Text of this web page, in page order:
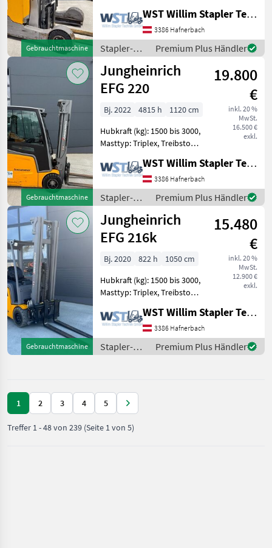
Gebrauchtmaschine
Schubmaststapler /
Schubmaststapler,
Tragkraft: 1600kg, Hubhöhe:
6200mm, Bauhöhe:
2600mm
WST Willim Stapler Technik GmbH
3386 Hafnerbach
Stapler-
und
Lagertechnik
/
Jungheinrich
Premium Plus Händler
Gebrauchtmaschine
Jungheinrich
EFG 220
19.800
€
inkl. 20 %
MwSt.
16.500 €
exkl.
Bj. 2022 4815 h
1120 cm
Hubkraft (kg): 1500 bis 3000,
Masttyp: Triplex, Treibstoff:
Frontstapler / Elektro 3
Rad-Stapler, Tragkraft:
2000kg, Hubhöhe: 5000mm,
Bauhöhe: 2242m
WST Willim Stapler Technik GmbH
3386 Hafnerbach
Stapler-
und
Lagertechnik
/
Jungheinrich
Premium Plus Händler
Gebrauchtmaschine
Jungheinrich
EFG 216k
15.480
€
inkl. 20 %
MwSt.
12.900 €
exkl.
Bj. 2020 822 h
1050 cm
Hubkraft (kg): 1500 bis 3000,
Masttyp: Triplex, Treibstoff:
Frontstapler / Elektro 3
Rad-Stapler, Tragkraft:
1600kg, Hubhöhe: 5500mm,
Bauhöhe: 2400m
WST Willim Stapler Technik GmbH
3386 Hafnerbach
Stapler-
und
Jungheinrich
Premium Plus Händler
1 2 3 4 5
Treffer 1-48von 239 (Seite 1 von 5)